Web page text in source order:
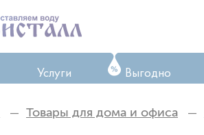
Услуги Выгодно
Товары для дома и офиса